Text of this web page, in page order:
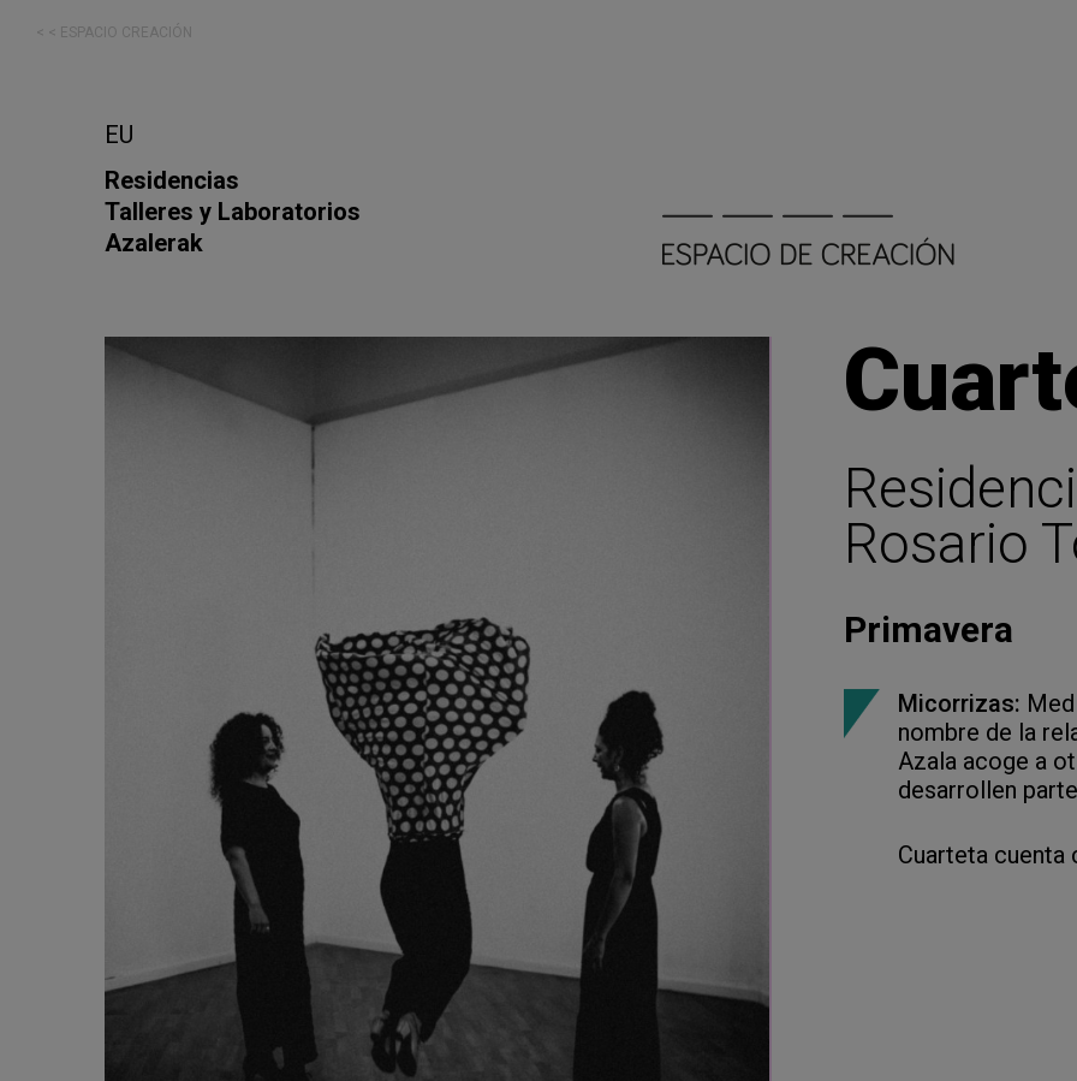
< < ESPACIO CREACIÓN
EU
Residencias
Talleres y Laboratorios
Azalerak
Rosario
Primavera
Micorrizas:
nombre de la
Azala acoge a
desarrollen
Cuarteta